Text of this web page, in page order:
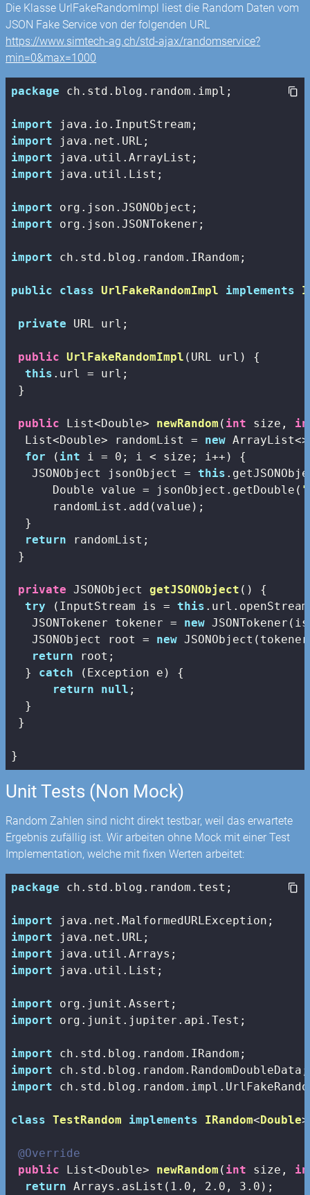
Die Klasse UrlFakeRandomImpl liest die Random Daten vom
JSON Fake Service von der folgenden URL
https://www.simtech-ag.ch/std-ajax/randomservice?
min=0&max=1000
package ch.std.blog.random.impl;
import
import
import
import java.util.List;
import
import org.json.JSONTokener;
import ch.std.blog.random.IRandom;
public class UrlFakeRandomImpl implements
private URL url;
public UrlFakeRandomImpl (URL url)
{
this .url = url;
}
public List<Double> newRandom ( int size,
  List<Double> randomList =
new
for ( int i = 0 ; i < size; i++) {
   JSONObject jsonObject =
this
      Double value = jsonObject.getDouble(
      randomList.add(value);
  }
return randomList;
}
private JSONObject getJSONObject ()
{
try (InputStream is = this
   JSONTokener tokener =
new
   JSONObject root =
new
return root;
  }
catch (Exception e) {
return
null ;
  }
}
Unit Tests (Non Mock)
Random Zahlen sind nicht direkt testbar, weil das erwartete
Ergebnis zufällig ist. Wir arbeiten ohne Mock mit einer Test
Implementation, welche mit fixen Werten arbeitet:
package ch.std.blog.random.test;
import
import
import
import java.util.List;
import
import org.junit.jupiter.api.Test;
import
import
import
class TestRandom implements IRandom<Double
@Override
public List<Double> newRandom ( int size,
return Arrays.asList( 1.0 , 2.0 , 3.0 );